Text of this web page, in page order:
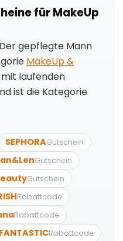
für MakeUp
gepflegte Mann
MakeUp &
mit laufenden
ist die Kategorie
SEPHORAGutschein
Gutschein
Gutschein
Rabattcode
Rabattcode
Rabattcode